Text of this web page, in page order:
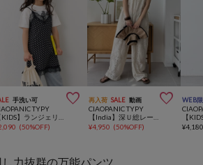
手洗い可 
TYPY
(50%OFF)
再入荷 SALE 動画 
CIAOPANIC TYPY
¥4,950 (50%OFF)
WEB
¥
力抜群の万能パンツ